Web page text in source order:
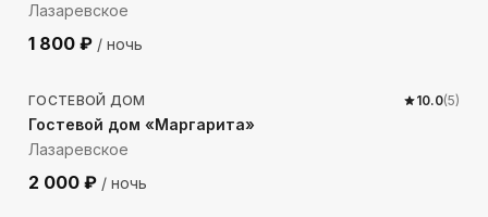
Лазаревское
1 800 ₽ / ночь
68 м до моря
ГОСТЕВОЙ ДОМ 10.0(5)
Гостевой дом «Маргарита»
Лазаревское
2 000 ₽ / ночь
108м до моря